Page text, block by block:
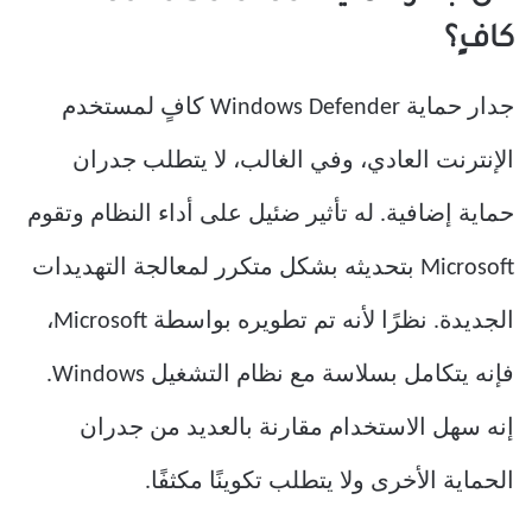
كافٍ؟
جدار حماية Windows Defender كافٍ لمستخدم
الإنترنت العادي، وفي الغالب، لا يتطلب جدران
حماية إضافية. له تأثير ضئيل على أداء النظام وتقوم
Microsoft بتحديثه بشكل متكرر لمعالجة التهديدات
الجديدة. نظرًا لأنه تم تطويره بواسطة Microsoft،
فإنه يتكامل بسلاسة مع نظام التشغيل Windows.
إنه سهل الاستخدام مقارنة بالعديد من جدران
الحماية الأخرى ولا يتطلب تكوينًا مكثفًا.